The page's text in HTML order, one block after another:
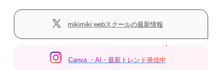
mikimiki webスクールの最新情報
Canva ・AI・最新トレンド発信中